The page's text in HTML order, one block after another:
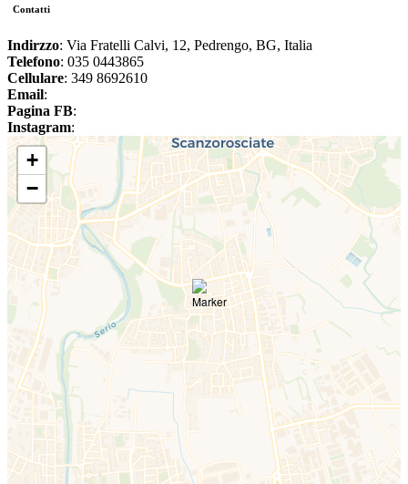
Contatti
Indirzzo: Via Fratelli Calvi, 12, Pedrengo, BG, Italia
Telefono: 035 0443865
Cellulare: 349 8692610
Email:
Pagina FB:
Instagram:
+
−